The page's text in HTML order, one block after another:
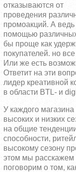
отказываются от
проведения
промоакций. А ведь
помощью
бы проще как
покупателей. но
Или же есть
Ответит на эти
лидер креативной
в области BTL- и
У каждого
высоких и низких
на общие
способности,
высокому сезону
этом мы
поговорим о том,